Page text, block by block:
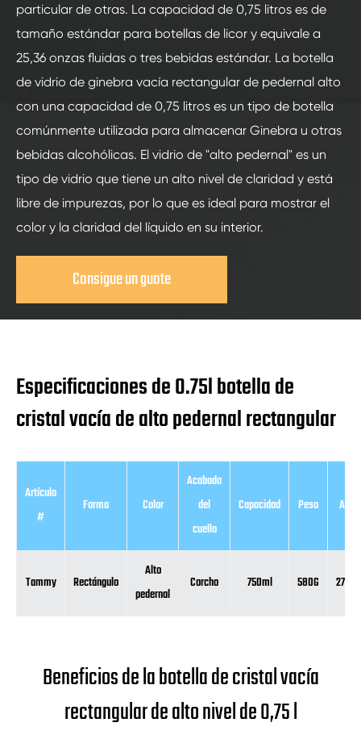
particular de otras. La capacidad de 0,75 litros es de
tamaño estándar para botellas de licor y equivale a
25,36 onzas fluidas o tres bebidas estándar. La botella
de vidrio de ginebra vacía rectangular de pedernal alto
con una capacidad de 0,75 litros es un tipo de botella
comúnmente utilizada para almacenar Ginebra u otras
bebidas alcohólicas. El vidrio de "alto pedernal" es un
tipo de vidrio que tiene un alto nivel de claridad y está
libre de impurezas, por lo que es ideal para mostrar el
color y la claridad del líquido en su interior.
Consigue un guote
Especificaciones de 0.75l botella de
cristal vacía de alto pedernal rectangular
Artículo
#
Forma Color
Acabado
del
cuello
Capacidad Peso
Tammy Rectángulo
Alto
pedernal
Corcho 750ml 580G
Beneficios de la botella de cristal vacía
rectangular de alto nivel de 0,75 l